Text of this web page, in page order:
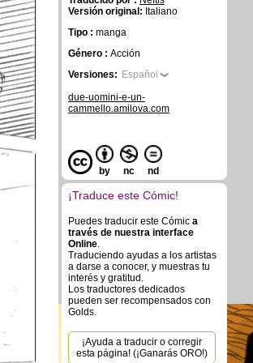
Versión original: Italiano
Tipo : manga
Género : Acción
Versiones: Español
due-uomini-e-un-
cammello.amilova.com
by nc nd
¡Traduce este Cómic!
Puedes traducir este Cómic a
través de nuestra interface
Online.
Traduciendo ayudas a los artistas
a darse a conocer, y muestras tu
interés y gratitud.
Los traductores dedicados
pueden ser recompensados con
Golds.
¡Ayuda a traducir o corregir
esta página! (¡Ganarás ORO!)